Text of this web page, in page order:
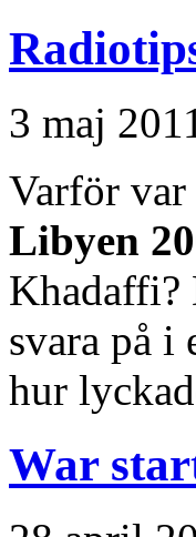
3 maj
Varför var
Libyen
Khadaffi?
svara på
hur
War